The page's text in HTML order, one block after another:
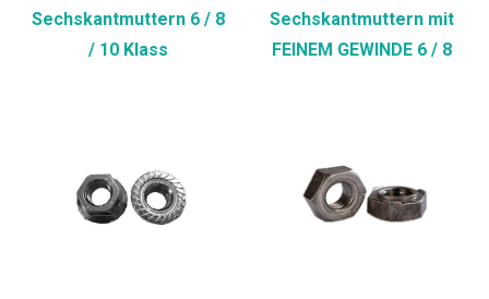
Sechskantmuttern 6 / 8
/ 10 Klass
Sechskantmuttern mit
FEINEM GEWINDE 6 / 8